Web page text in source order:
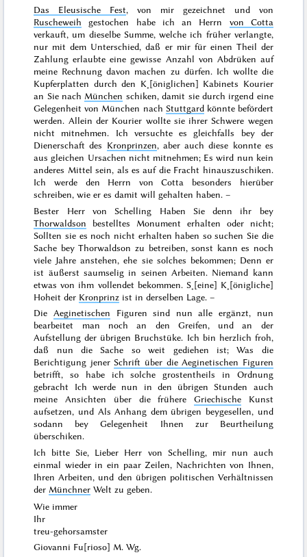
Das Eleusische Fest, von mir gezeichnet und von
Ruscheweih gestochen habe ich an Herrn von Cotta
verkauft, um dieselbe Summe, welche ich früher verlangte,
nur mit dem Unterschied, daß er mir für einen Theil der
Zahlung erlaubte eine gewisse Anzahl von Abdrüken auf
meine Rechnung davon machen zu dürfen. Ich wollte die
Kupferplatten durch den K˖[öniglichen] Kabinets Kourier
an Sie nach München schiken, damit sie durch irgend eine
Gelegenheit von München nach Stuttgardkönnte befördert
werden. Allein der Kourier wollte sie ihrer Schwere wegen
nicht mitnehmen. Ich versuchte es gleichfalls bey der
Dienerschaft des Kronprinzen, aber auch diese konnte es
aus gleichen Ursachen nicht mitnehmen; Es wird nun kein
anderes Mittel sein, als es auf die Fracht hinauszuschiken.
Ich werde den Herrn von Cotta besonders hierüber
schreiben, wie er es damit will gehalten haben. –
Bester Herr von Schelling Haben Sie denn ihr bey
Thorwaldson bestelltes Monument erhalten oder nicht;
Sollten sie es noch nicht erhalten haben so suchen Sie die
Sache bey Thorwaldson zu betreiben, sonst kann es noch
viele Jahre anstehen, ehe sie solches bekommen; Denn er
ist äußerst saumselig in seinen Arbeiten. Niemand kann
etwas von ihm vollendet bekommen. S˖[eine] K˖[önigliche]
Hoheit der Kronprinz ist in derselben Lage. –
Die Aeginetischen Figuren sind nun alle ergänzt, nun
bearbeitet man noch an den Greifen, und an der
Aufstellung der übrigen Bruchstüke. Ich bin herzlich froh,
daß nun die Sache so weit gediehen ist; Was die
Berichtigung jener Schrift über die Aeginetischen Figuren
betrifft, so habe ich solche grostentheils in Ordnung
gebracht Ich werde nun in den übrigen Stunden auch
meine Ansichten über die frühere Griechische Kunst
aufsetzen, und Als Anhang dem übrigen beygesellen, und
sodann bey Gelegenheit Ihnen zur Beurtheilung
überschiken.
Ich bitte Sie, Lieber Herr von Schelling, mir nun auch
einmal wieder in ein paar Zeilen, Nachrichten von Ihnen,
Ihren Arbeiten, und den übrigen politischen Verhältnissen
der Münchner Welt zu geben.
Wie immer
Ihr
treu-gehorsamster
Giovanni Fu[rioso] M. Wg.